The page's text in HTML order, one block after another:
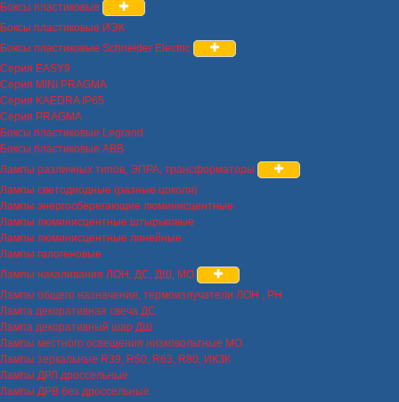
Боксы пластиковые
Боксы пластиковые ИЭК
Боксы пластиковые Schneider Electric
Серия EASY9
Серия MINI PRAGMA
Серия KAEDRA IP65
Серия PRAGMA
Боксы пластиковые Legrand
Боксы пластиковые ABB
Лампы различных типов, ЭПРА, трансформаторы
Лампы светодиодные (разные цоколи)
Лампы энергосберегающие люминисцентные
Лампы люминисцентные штырьковые
Лампы люминисцентные линейные
Лампы галогеновые
Лампы накаливания ЛОН, ДС, ДШ, МО
Лампы общего назначения, термоизлучатели ЛОН , РН
Лампа декоративная свеча ДС
Лампа декоративный шар ДШ
Лампы местного освещения низковольтные МО
Лампы зеркальные R39, R50, R63, R80, ИКЗК
Лампы ДРЛ дроссельные
Лампы ДРВ без дроссельные